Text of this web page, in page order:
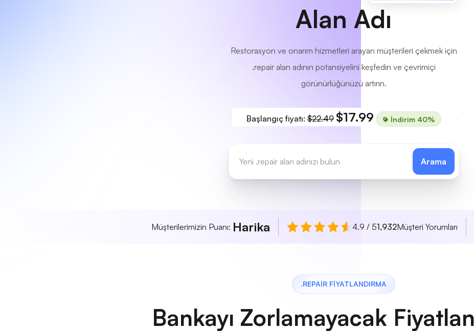
Alan Adı
Restorasyon ve onarım hizmetleri arayan müşterileri çekmek için
.repair alan adının potansiyelini keşfedin ve çevrimiçi
görünürlüğünüzü artırın.
Başlangıç fiyatı:$22.49 $17.99 İndirim 40%
Arama
Müşterilerimizin Puanı: Harika 4.9 / 51,932Müşteri Yorumları
.REPAIR FIYATLANDIRMA
Bankayı Zorlamayacak